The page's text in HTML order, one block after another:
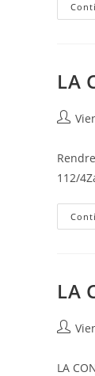
LA
112/
LA
LA